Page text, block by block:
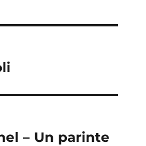
– Un parinte